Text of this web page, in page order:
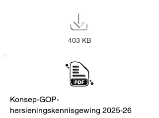
403 KB
Konsep-GOP-
hersieningskennisgewing 2025-26